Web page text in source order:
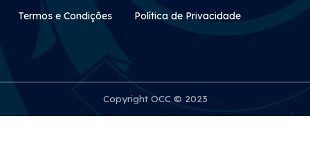
Rodapé Secundário
Termos e Condições Política de Privacidade
Copyright OCC © 2023